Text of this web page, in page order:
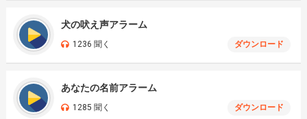
犬の吠え声アラーム
1236 聞く ダウンロード
あなたの名前アラーム
1285 聞く ダウンロード